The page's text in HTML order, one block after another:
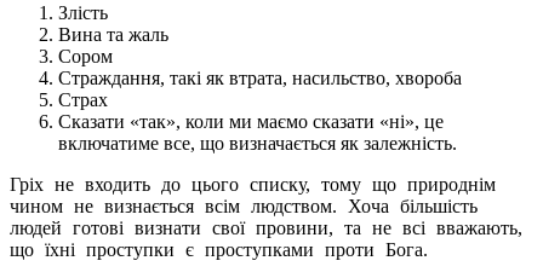
Злість
Вина та жаль
Сором
Страждання, такі як втрата, насильство, хвороба
Страх
Сказати «так», коли ми маємо сказати «ні», це
включатиме все, що визначається як залежність.
Гріх не входить до цього списку, тому що природнім
чином не визнається всім людством. Хоча більшість
людей готові визнати свої провини, та не всі вважають,
що їхні проступки є проступками проти Бога.